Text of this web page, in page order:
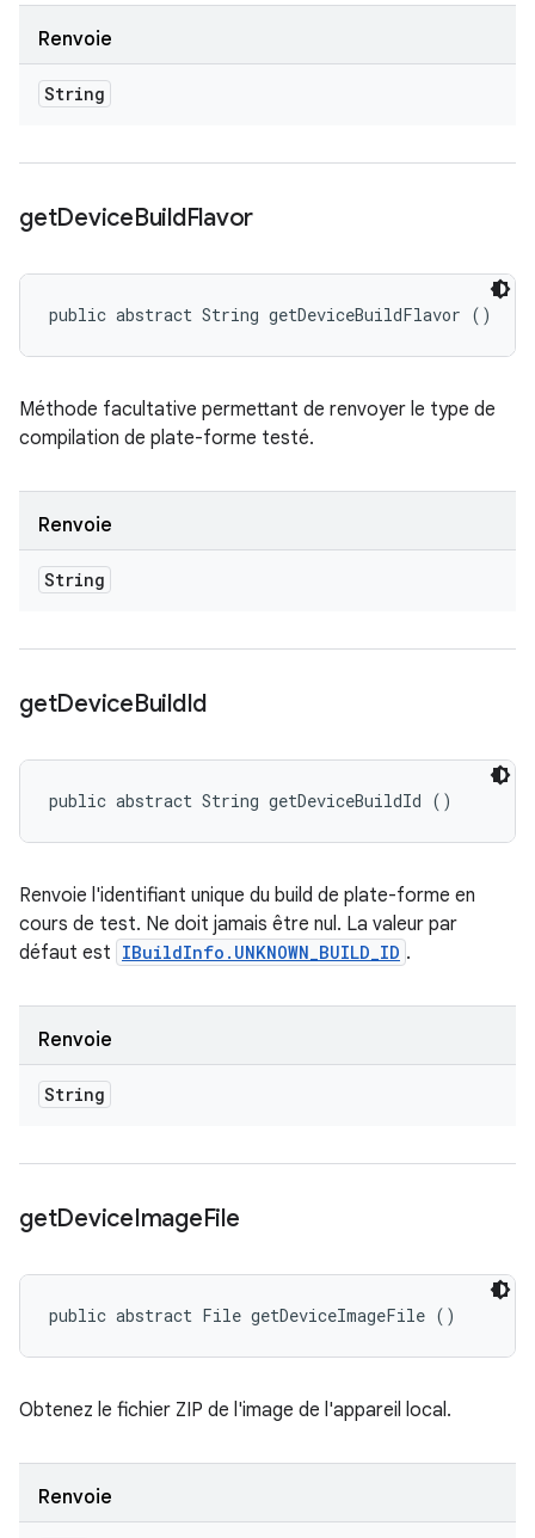
Renvoie
String
getDeviceBuildFlavor
public abstract String getDeviceBuildFlavor ()
Méthode facultative permettant de renvoyer le type de
compilation de plate-forme testé.
Renvoie
String
getDeviceBuildId
public abstract String getDeviceBuildId ()
Renvoie l'identifiant unique du build de plate-forme en
cours de test. Ne doit jamais être nul. La valeur par
défaut est IBuildInfo.UNKNOWN_BUILD_ID .
Renvoie
String
getDeviceImageFile
public abstract File getDeviceImageFile ()
Obtenez le fichier ZIP de l'image de l'appareil local.
Renvoie